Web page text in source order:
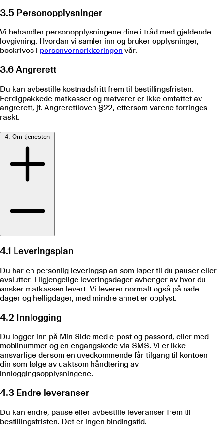
3.5 Personopplysninger
Vi behandler personopplysningene dine i tråd med gjeldende
lovgivning. Hvordan vi samler inn og bruker opplysninger,
beskrives i personvernerklæringen vår.
3.6 Angrerett
Du kan avbestille kostnadsfritt frem til bestillingsfristen.
Ferdigpakkede matkasser og matvarer er ikke omfattet av
angrerett, jf. Angrerettloven §22, ettersom varene forringes
raskt.
4.1 Leveringsplan
Du har en personlig leveringsplan som løper til du pauser eller
avslutter. Tilgjengelige leveringsdager avhenger av hvor du
ønsker matkassen levert. Vi leverer normalt også på røde
dager og helligdager, med mindre annet er opplyst.
4.2 Innlogging
Du logger inn på Min Side med e-post og passord, eller med
mobilnummer og en engangskode via SMS. Vi er ikke
ansvarlige dersom en uvedkommende får tilgang til kontoen
din som følge av uaktsom håndtering av
innloggingsopplysningene.
4.3 Endre leveranser
Du kan endre, pause eller avbestille leveranser frem til
bestillingsfristen. Det er ingen bindingstid.